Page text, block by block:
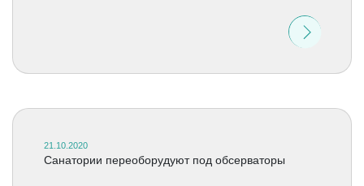
21.10.2020
Санатории переоборудуют под обсерваторы